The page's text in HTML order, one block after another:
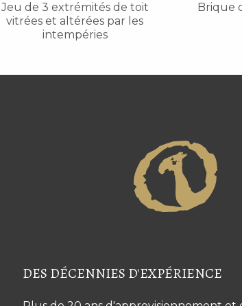
Jeu de 3 extrémités de toit
vitrées et altérées par les
intempéries
Brique
DES DÉCENNIES D'EXPÉRIENCE